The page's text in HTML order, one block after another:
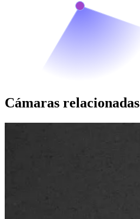
Cámaras relacionadas